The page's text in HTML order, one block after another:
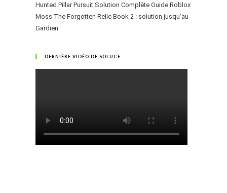
Hunted Pillar Pursuit Solution Complète Guide Roblox
Moss The Forgotten Relic Book 2 : solution jusqu’au
Gardien
DERNIÈRE VIDÉO DE SOLUCE